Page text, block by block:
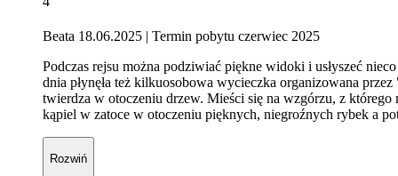
Beata 18.06.2025 | Termin pobytu czerwiec 2025
Podczas rejsu można podziwiać piękne widoki i usłyszeć
dnia płynęła też kilkuosobowa wycieczka organizowana
twierdza w otoczeniu drzew. Mieści się na wzgórzu, z
kąpiel w zatoce w otoczeniu pięknych, niegroźnych rybek a
Rozwiń